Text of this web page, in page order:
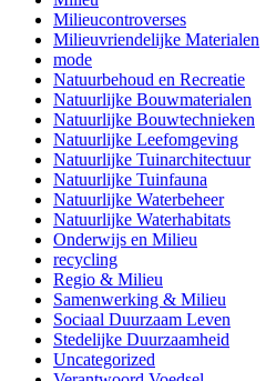
Milieucontroverses
Milieuvriendelijke Materialen
mode
Natuurbehoud en Recreatie
Natuurlijke Bouwmaterialen
Natuurlijke Bouwtechnieken
Natuurlijke Leefomgeving
Natuurlijke Tuinarchitectuur
Natuurlijke Tuinfauna
Natuurlijke Waterbeheer
Natuurlijke Waterhabitats
Onderwijs en Milieu
recycling
Regio & Milieu
Samenwerking & Milieu
Sociaal Duurzaam Leven
Stedelijke Duurzaamheid
Uncategorized